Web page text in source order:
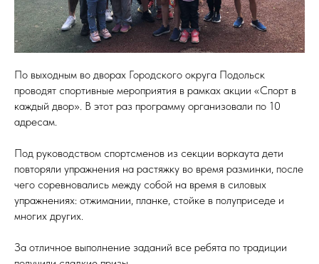
По выходным во дворах Городского округа Подольск
проводят спортивные мероприятия в рамках акции «Спорт в
каждый двор». В этот раз программу организовали по 10
адресам.
Под руководством спортсменов из секции воркаута дети
повторяли упражнения на растяжку во время разминки, после
чего соревновались между собой на время в силовых
упражнениях: отжимании, планке, стойке в полуприседе и
многих других.
За отличное выполнение заданий все ребята по традиции